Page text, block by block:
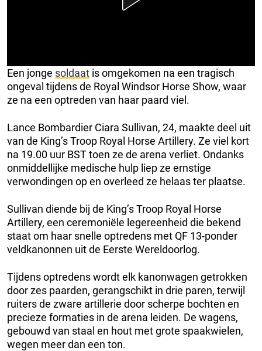
Een jonge soldaat is omgekomen na een tragisch
ongeval tijdens de Royal Windsor Horse Show, waar
ze na een optreden van haar paard viel.
Lance Bombardier Ciara Sullivan, 24, maakte deel uit
van de King’s Troop Royal Horse Artillery. Ze viel kort
na 19.00 uur BST toen ze de arena verliet. Ondanks
onmiddellijke medische hulp liep ze ernstige
verwondingen op en overleed ze helaas ter plaatse.
Sullivan diende bij de King’s Troop Royal Horse
Artillery, een ceremoniële legereenheid die bekend
staat om haar snelle optredens met QF 13-ponder
veldkanonnen uit de Eerste Wereldoorlog.
Tijdens optredens wordt elk kanonwagen getrokken
door zes paarden, gerangschikt in drie paren, terwijl
ruiters de zware artillerie door scherpe bochten en
precieze formaties in de arena leiden. De wagens,
gebouwd van staal en hout met grote spaakwielen,
wegen meer dan een ton.